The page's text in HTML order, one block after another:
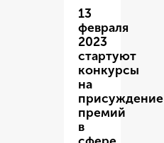
13
февраля
2023
стартуют
конкурсы
на
присуждение
премий
в